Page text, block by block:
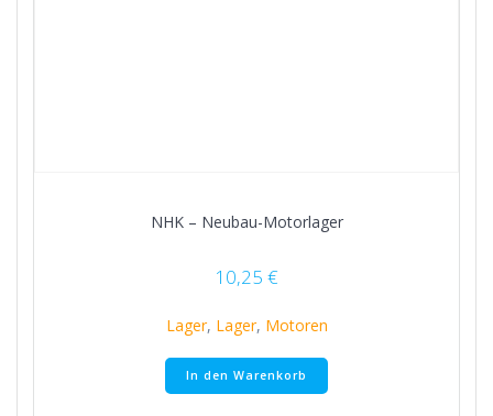
NHK – Neubau-Motorlager
10,25 €
Lager, Lager, Motoren
In den Warenkorb